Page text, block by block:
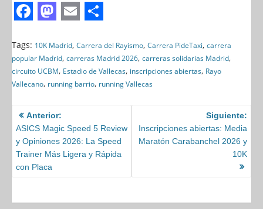
a
c
e
b
o
o
k
a
s
t
o
d
o
n
m
a
i
l
h
a
r
e
Tags: 10K Madrid, Carrera del Rayismo, Carrera PideTaxi, carrera
popular Madrid, carreras Madrid 2026, carreras solidarias Madrid,
circuito UCBM, Estadio de Vallecas, inscripciones abiertas, Rayo
Vallecano, running barrio, running Vallecas
Anterior:
ASICS Magic Speed 5 Review
y Opiniones 2026: La Speed
Trainer Más Ligera y Rápida
con Placa
Siguiente:
Inscripciones abiertas: Media
Maratón Carabanchel 2026 y
10K